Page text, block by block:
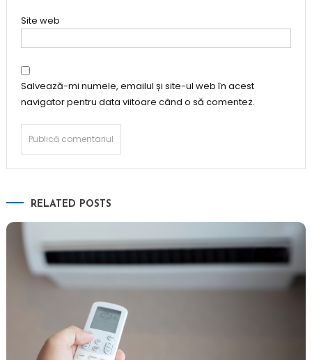
Site web
Salvează-mi numele, emailul și site-ul web în acest
navigator pentru data viitoare când o să comentez.
RELATED POSTS